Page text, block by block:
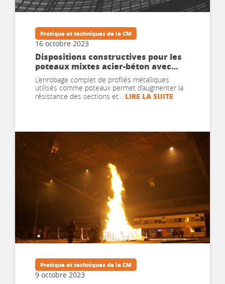
Pratique et techniques de la CM
16 octobre 2023
Dispositions constructives pour les
poteaux mixtes acier-béton avec
enrobage complet de béton
L’enrobage complet de profilés métalliques
utilisés comme poteaux permet d’augmenter la
résistance des sections et... LIRE LA SUITE
Pratique et techniques de la CM
9 octobre 2023